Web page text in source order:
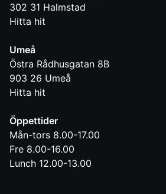
302 31 Halmstad
Hitta hit
Umeå
Östra Rådhusgatan 8B
903 26 Umeå
Hitta hit
Öppettider
Mån-tors 8.00-17.00
Fre 8.00-16.00
Lunch 12.00-13.00